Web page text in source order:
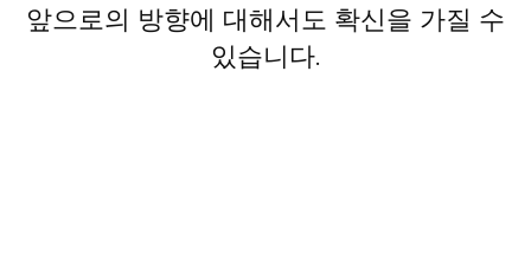
앞으로의 방향에 대해서도 확신을 가질 수
있습니다.